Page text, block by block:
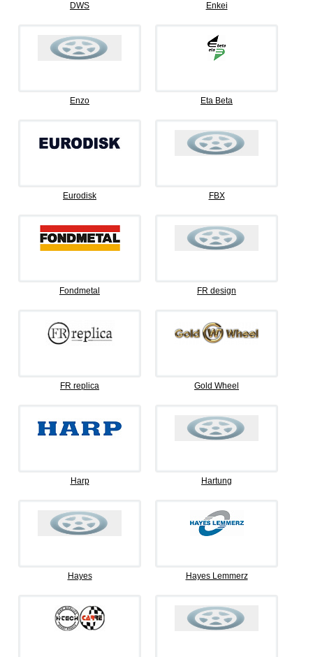
DWS Enkei
Enzo Eta Beta
Eurodisk FBX
Fondmetal FR design
FR replica Gold Wheel
Harp Hartung
Hayes Hayes Lemmerz